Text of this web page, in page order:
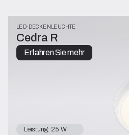
LED-DECKENLEUCHTE
Cedra R
Erfahren Sie mehr
Leistung: 25 W